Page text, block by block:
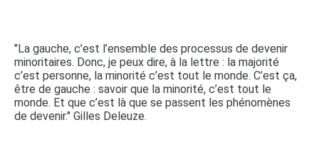
"La gauche, c’est l’ensemble des processus de devenir
minoritaires. Donc, je peux dire, à la lettre : la majorité
c’est personne, la minorité c’est tout le monde. C’est ça,
être de gauche : savoir que la minorité, c’est tout le
monde. Et que c’est là que se passent les phénomènes
de devenir." Gilles Deleuze.